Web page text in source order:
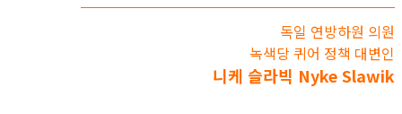
독일 연방하원 의원
녹색당 퀴어 정책 대변인​
니케 슬라빅 Nyke Slawik